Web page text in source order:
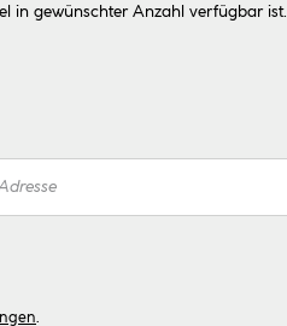
in gewünschter Anzahl verfügbar ist.